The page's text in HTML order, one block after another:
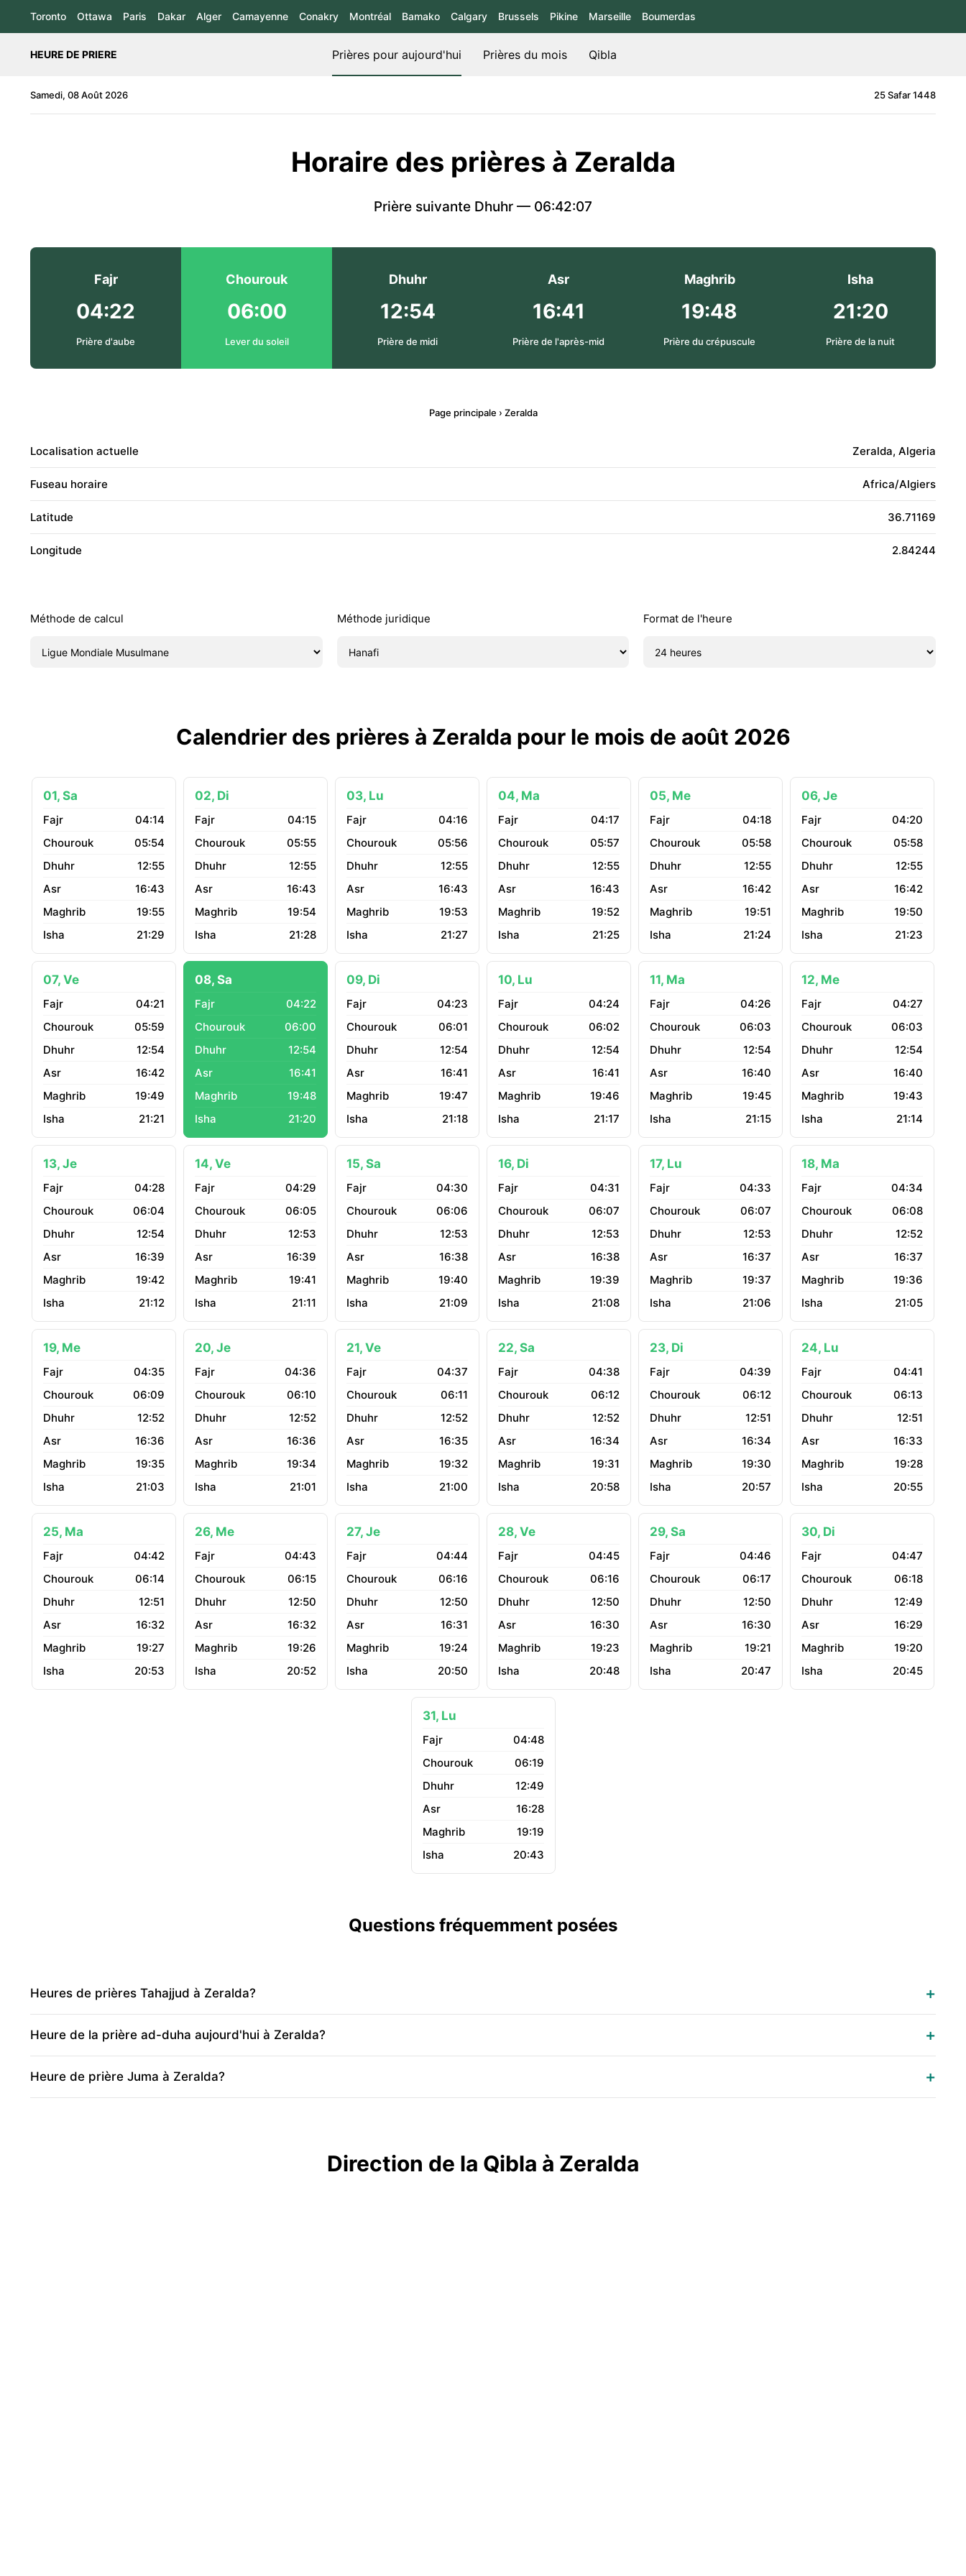
Toronto Ottawa Paris Dakar Alger Camayenne Conakry Montréal Bamako Calgary Brussels Pikine Marseille Boumerdas
HEURE DE PRIERE Prières pour aujourd'hui Prières du mois Qibla
Samedi, 08 Août 2026 25 Safar 1448
Horaire des prières à Zeralda
Prière suivante Dhuhr — 06:42:07
Fajr
04:22
Prière d'aube
Chourouk
06:00
Lever du soleil
Dhuhr
12:54
Prière de midi
Asr
16:41
Prière de l'après-mid
Maghrib
19:48
Prière du crépuscule
Isha
21:20
Prière de la nuit
Page principale › Zeralda
Localisation actuelle Zeralda, Algeria
Fuseau horaire Africa/Algiers
Latitude 36.71169
Longitude 2.84244
Méthode de calcul Méthode juridique Format de l'heure
Calendrier des prières à Zeralda pour le mois de août 2026
01, Sa
04:14
05:54
12:55
16:43
19:55
21:29
02, Di
04:15
05:55
12:55
16:43
19:54
21:28
03, Lu
04:16
05:56
12:55
16:43
19:53
21:27
04, Ma
04:17
05:57
12:55
16:43
19:52
21:25
05, Me
04:18
05:58
12:55
16:42
19:51
21:24
06, Je
04:20
05:58
12:55
16:42
19:50
21:23
07, Ve
04:21
05:59
12:54
16:42
19:49
21:21
08, Sa
04:22
06:00
12:54
16:41
19:48
21:20
09, Di
04:23
06:01
12:54
16:41
19:47
21:18
10, Lu
04:24
06:02
12:54
16:41
19:46
21:17
11, Ma
04:26
06:03
12:54
16:40
19:45
21:15
12, Me
04:27
06:03
12:54
16:40
19:43
21:14
13, Je
04:28
06:04
12:54
16:39
19:42
21:12
14, Ve
04:29
06:05
12:53
16:39
19:41
21:11
15, Sa
04:30
06:06
12:53
16:38
19:40
21:09
16, Di
04:31
06:07
12:53
16:38
19:39
21:08
17, Lu
04:33
06:07
12:53
16:37
19:37
21:06
18, Ma
04:34
06:08
12:52
16:37
19:36
21:05
19, Me
04:35
06:09
12:52
16:36
19:35
21:03
20, Je
04:36
06:10
12:52
16:36
19:34
21:01
21, Ve
04:37
06:11
12:52
16:35
19:32
21:00
22, Sa
04:38
06:12
12:52
16:34
19:31
20:58
23, Di
04:39
06:12
12:51
16:34
19:30
20:57
24, Lu
04:41
06:13
12:51
16:33
19:28
20:55
25, Ma
04:42
06:14
12:51
16:32
19:27
20:53
26, Me
04:43
06:15
12:50
16:32
19:26
20:52
27, Je
04:44
06:16
12:50
16:31
19:24
20:50
28, Ve
04:45
06:16
12:50
16:30
19:23
20:48
29, Sa
04:46
06:17
12:50
16:30
19:21
20:47
30, Di
04:47
06:18
12:49
16:29
19:20
20:45
31, Lu
04:48
06:19
12:49
16:28
19:19
20:43
Questions fréquemment posées
Heures de prières Tahajjud à Zeralda?
Heure de la prière ad-duha aujourd'hui à Zeralda?
Heure de prière Juma à Zeralda?
Direction de la Qibla à Zeralda